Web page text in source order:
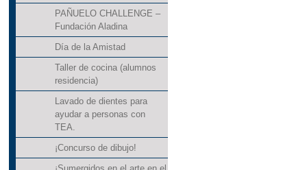
PAÑUELO CHALLENGE –
Fundación Aladina
Día de la Amistad
Taller de cocina (alumnos
residencia)
Lavado de dientes para
ayudar a personas con
TEA.
¡Concurso de dibujo!